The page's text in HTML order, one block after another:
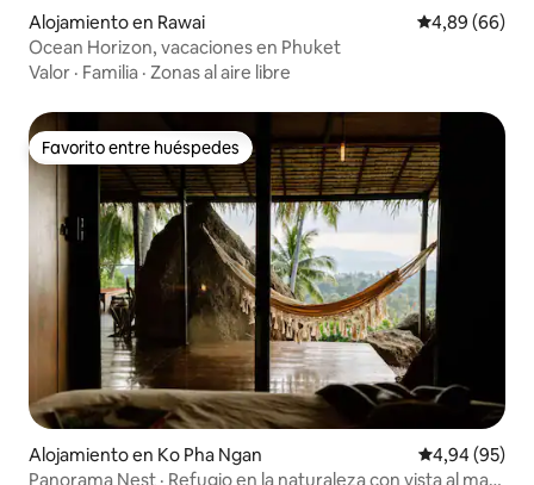
Alojamiento en Rawai Calificación
4,89 (66)
Ocean Horizon, vacaciones en Phuket
Valor · Familia · Zonas al aire libre
Favorito entre huéspedes
Favorito entre huéspedes
Alojamiento en Ko Pha Ngan Calificación
4,94 (95)
Panorama Nest · Refugio en la naturaleza con vista al mar